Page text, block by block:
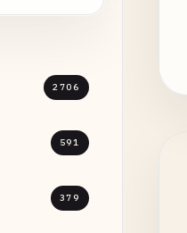
2706
591
379